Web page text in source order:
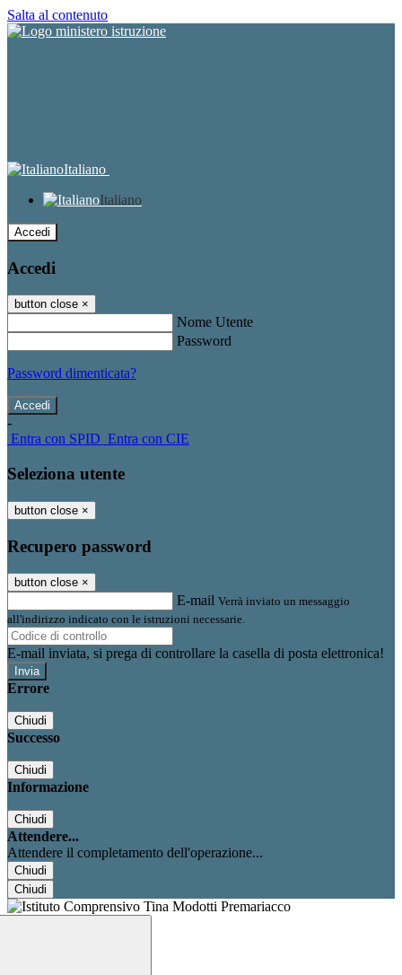
Salta al contenuto
Italiano
Italiano
Accedi
Accedi
button close ×
Nome Utente
Password
Password dimenticata?
-
Entra con SPID Entra con CIE
Seleziona utente
button close ×
Recupero password
button close ×
E-mail Verrà inviato un messaggio
all'indirizzo indicato con le istruzioni necessarie.
E-mail inviata, si prega di controllare la casella di posta elettronica!
Errore
Chiudi
Successo
Chiudi
Informazione
Chiudi
Attendere...
Attendere il completamento dell'operazione...
Chiudi
Chiudi